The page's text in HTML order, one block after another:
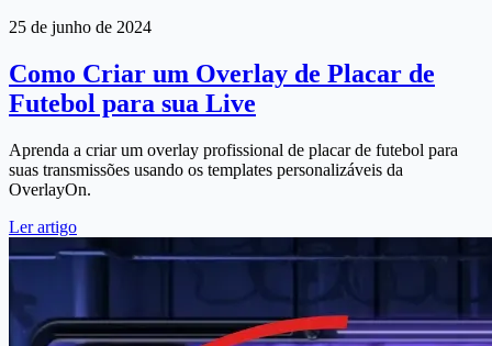
25 de junho de 2024
Como Criar um Overlay de Placar de
Futebol para sua Live
Aprenda a criar um overlay profissional de placar de futebol para
suas transmissões usando os templates personalizáveis da
OverlayOn.
Ler artigo